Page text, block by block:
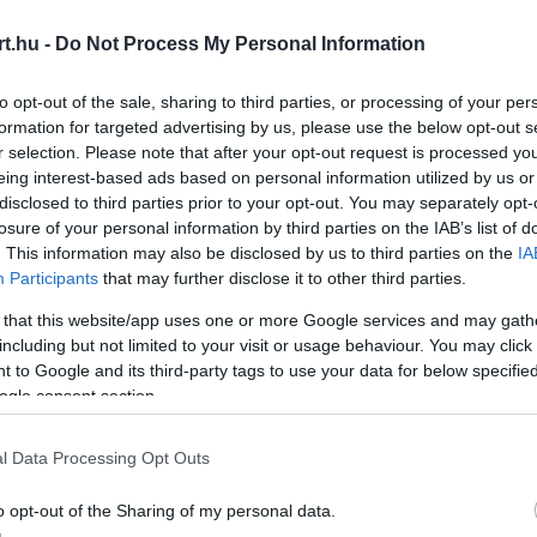
- Do Not Process My Personal Information
opt-out of the sale, sharing to third parties, or processing of your
for targeted advertising by us, please use the below opt-out
selection. Please note that after your opt-out request is processed
interest-based ads based on personal information utilized by us
to third parties prior to your opt-out. You may separately
of your personal information by third parties on the IAB’s list of
This information may also be disclosed by us to third parties on the
Participants that may further disclose it to other third parties.
that this website/app uses one or more Google services and may
but not limited to your visit or usage behaviour. You may
to Google and its third-party tags to use your data for below
consent section.
Data Processing Opt Outs
opt-out of the Sharing of my personal data.
első sortLando Norrisvezetésével,
0,012 másodperccel győzte le a
pole pozícióját Szuzukában.